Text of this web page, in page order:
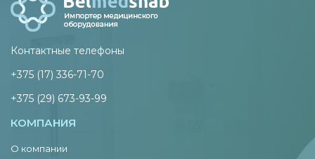
Контактные телефоны
+375 (17) 336-71-70
+375 (29) 673-93-99
КОМПАНИЯ
О компании